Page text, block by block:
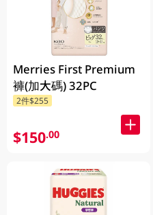
Merries First Premium
褲(加大碼) 32PC
2件$255
$150.00